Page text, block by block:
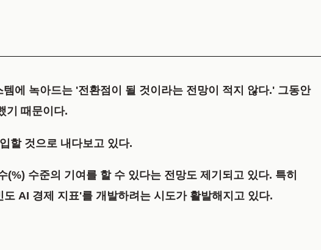
에 녹아드는 '전환점이 될 것이라는 전망이 적지 않다.' 그동안
기 때문이다.
할 것으로 내다보고 있다.
수준의 기여를 할 수 있다는 전망도 제기되고 있다. 특히
AI 경제 지표'를 개발하려는 시도가 활발해지고 있다.